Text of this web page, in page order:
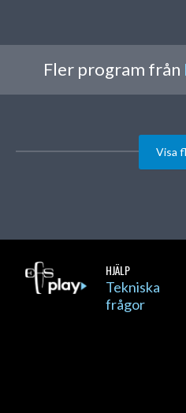
Fler program från
Visa
HJÄLP
Tekniska
frågor